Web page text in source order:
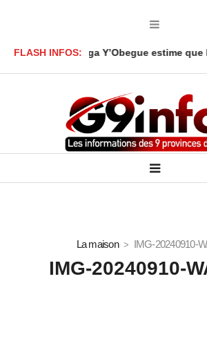
FLASH INFOS:
Akbar Onanga Y’Obegue estime que le
La maison IMG-20240910-
IMG-20240910-